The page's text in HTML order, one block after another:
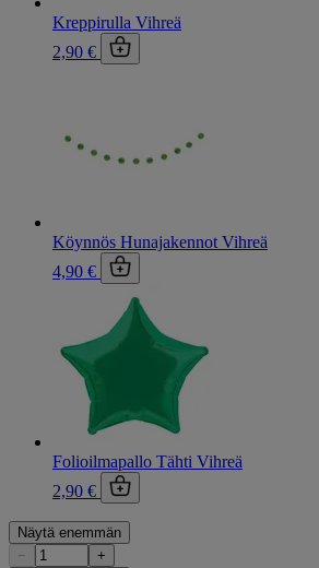
Kreppirulla Vihreä
2,90 €
Köynnös Hunajakennot Vihreä
4,90 €
Folioilmapallo Tähti Vihreä
2,90 €
Näytä enemmän
−
+